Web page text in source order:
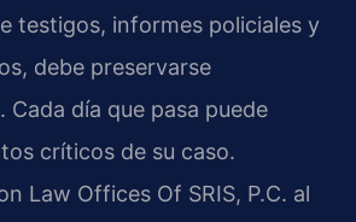
testigos, informes policiales y
debe preservarse
día que pasa puede
críticos de su caso.
Law Offices Of SRIS, P.C. al